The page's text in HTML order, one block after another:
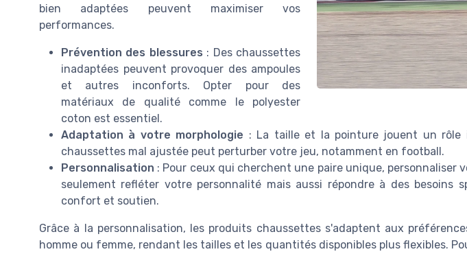
bien adaptées peuvent maximiser vos
performances.
Prévention des blessures : Des chaussettes
inadaptées peuvent provoquer des ampoules
et autres inconforts. Opter pour des
matériaux de qualité comme le polyester
coton est essentiel.
Adaptation à votre morphologie : La taille et la pointure jouent un rôle
chaussettes mal ajustée peut perturber votre jeu, notamment en football.
Personnalisation : Pour ceux qui cherchent une paire unique, personnaliser
seulement refléter votre personnalité mais aussi répondre à des besoins
confort et soutien.
Grâce à la personnalisation, les produits chaussettes s'adaptent aux
homme ou femme, rendant les tailles et les quantités disponibles plus flexibles.